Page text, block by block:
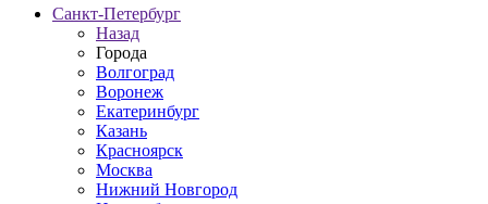
Санкт-Петербург
Назад
Города
Волгоград
Воронеж
Екатеринбург
Казань
Красноярск
Москва
Нижний Новгород